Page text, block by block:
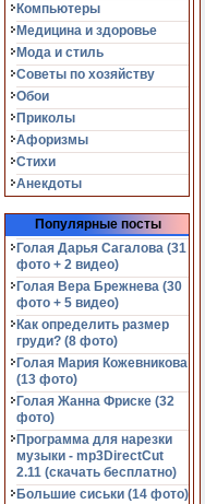
Компьютеры
Медицина и здоровье
Мода и стиль
Советы по хозяйству
Обои
Приколы
Афоризмы
Стихи
Анекдоты
Популярные посты
Голая Дарья Сагалова (31
фото + 2 видео)
Голая Вера Брежнева (30
фото + 5 видео)
Как определить размер
груди? (8 фото)
Голая Мария Кожевникова
(13 фото)
Голая Жанна Фриске (32
фото)
Программа для нарезки
музыки - mp3DirectCut
2.11 (cкачать бесплатно)
Большие сиськи (14 фото)